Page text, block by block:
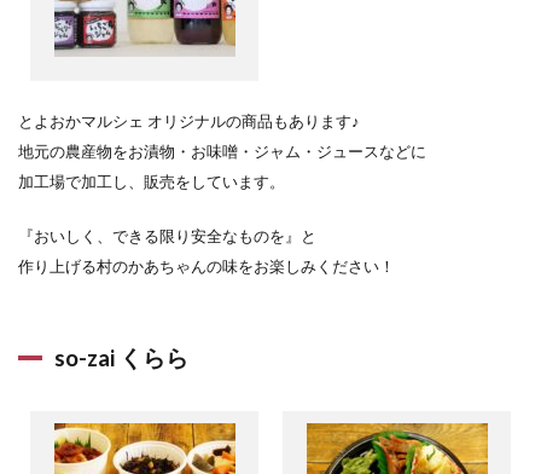
とよおかマルシェ オリジナルの商品もあります♪
地元の農産物をお漬物・お味噌・ジャム・ジュースなどに
加工場で加工し、販売をしています。
『おいしく、できる限り安全なものを』と
作り上げる村のかあちゃんの味をお楽しみください！
so-zai くらら